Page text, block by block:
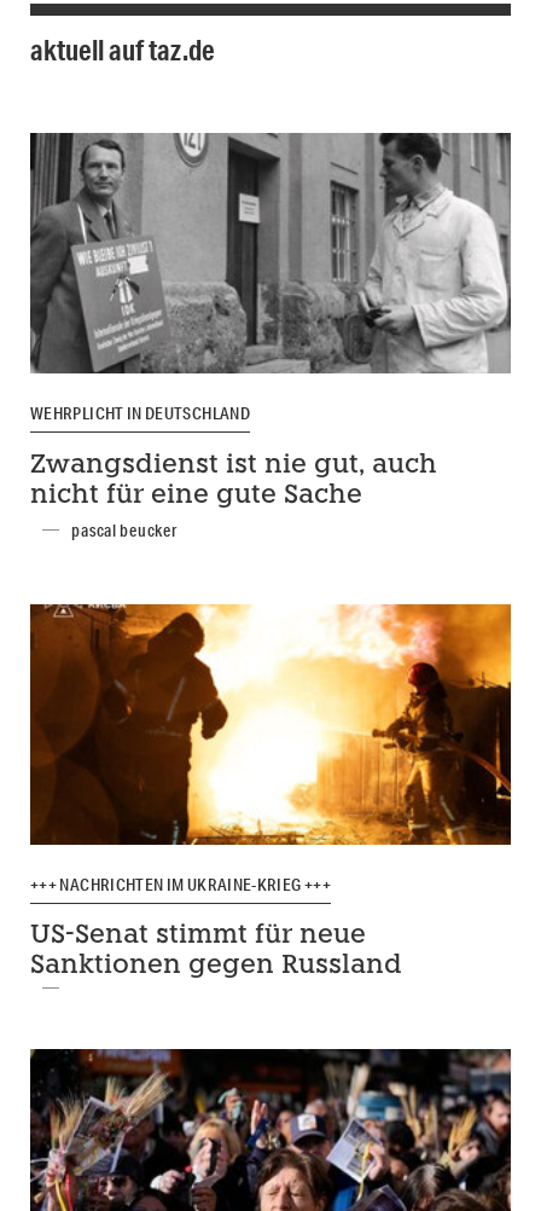
aktuell auf taz.de
WEHRPLICHT IN DEUTSCHLAND
Zwangsdienst ist nie gut, auch
nicht für eine gute Sache
pascal beucker
+++ NACHRICHTEN IM UKRAINE-KRIEG +++
US-Senat stimmt für neue
Sanktionen gegen Russland